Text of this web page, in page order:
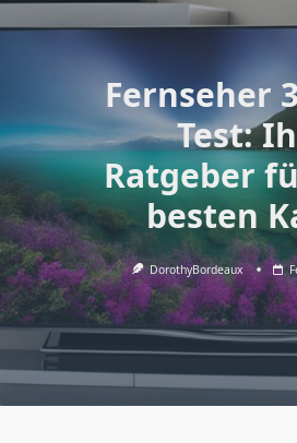
Fernseher
Test:
Ratgeber
besten
DorothyBordeaux